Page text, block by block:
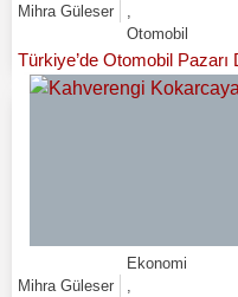
Mihra Güleser
Otomobil
Türkiye’de Otomobil
Mihra Güleser
Ekonomi